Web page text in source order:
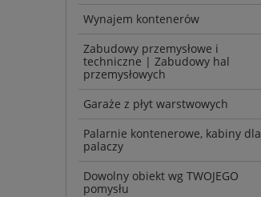
Wynajem kontenerów
Zabudowy przemysłowe i
techniczne | Zabudowy hal
przemysłowych
Garaże z płyt warstwowych
Palarnie kontenerowe, kabiny dla
palaczy
Dowolny obiekt wg TWOJEGO
pomysłu